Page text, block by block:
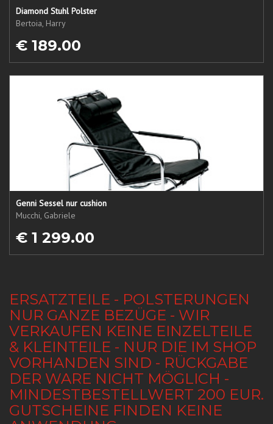
Diamond Stuhl Polster
Bertoia, Harry
€ 189.00
Genni Sessel nur cushion
Mucchi, Gabriele
€ 1 299.00
ERSATZTEILE - POLSTERUNGEN
NUR GANZE BEZÜGE - WIR
VERKAUFEN KEINE EINZELTEILE
& KLEINTEILE - NUR DIE IM SHOP
VORHANDEN SIND - RÜCKGABE
DER WARE NICHT MÖGLICH -
MINDESTBESTELLWERT 200 EUR.
GUTSCHEINE FINDEN KEINE